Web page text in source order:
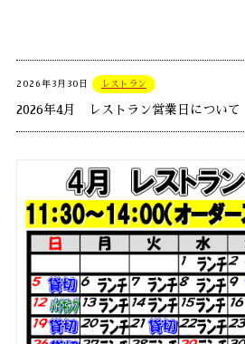
2026年3月30日 レストラン
2026年4月 レストラン営業日について